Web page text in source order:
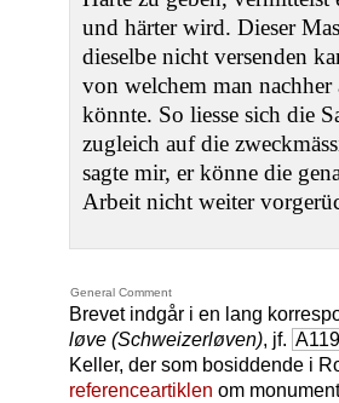
und härter wird. Dieser
dieselbe nicht versenden
von welchem man nachher
könnte. So liesse sich die
zugleich auf die
sagte mir, er könne die
Arbeit nicht weiter
General Comment
Brevet indgår i en lang
løve (Schweizerløven), jf. A119
Keller, der som bosiddende i
referenceartiklen om